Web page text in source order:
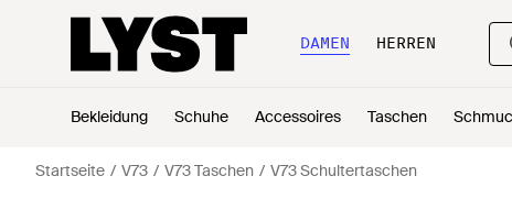
DAMEN HERREN
Bekleidung Schuhe Accessoires Taschen
Startseite V73 V73 Taschen V73 Schultertaschen